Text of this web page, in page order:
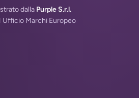
dalla Purple S.r.l.
Ufficio Marchi Europeo